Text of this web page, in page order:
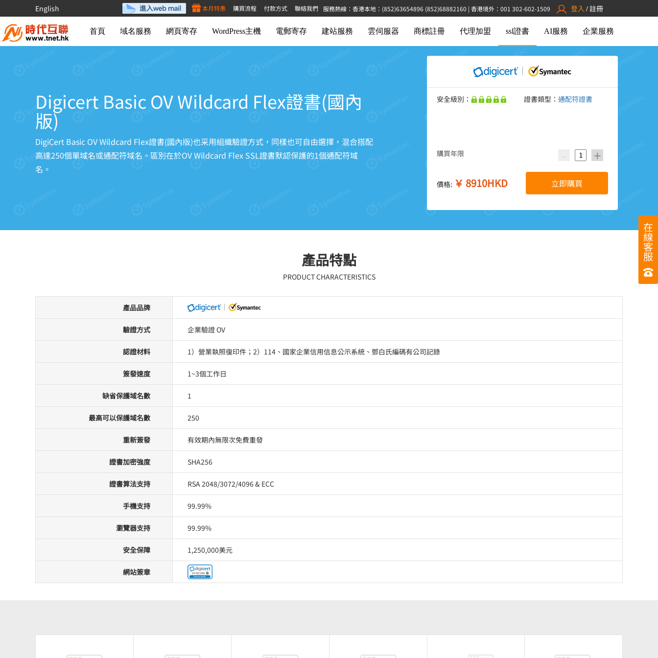
English 服務熱線：香港本地：(852)63654896 (852)68882160 | 香港境外：001 302-602-1509 登入 / 註冊
本月特惠 購買流程 付款方式 聯絡我們
在
線
客
服
首頁 域名服務 網頁寄存 WordPress主機 電郵寄存 建站服務 雲伺服器 商標註冊 代理加盟 ssl證書 AI服務 企業服務
Digicert Basic OV Wildcard Flex證書(國內
版)
DigiCert Basic OV Wildcard Flex證書(國內版)也采用組織驗證方式，同樣也可自由選擇，混合搭配
高達250個單域名或通配符域名。區別在於OV Wildcard Flex SSL證書默認保護的1個通配符域
名。
安全級別： 證書類型： 通配符證書
購買年限 - +
價格: ￥ 8910HKD 立即購買
產品特點
PRODUCT CHARACTERISTICS
產品品牌
驗證方式 企業驗證 OV
認證材料 1）營業執照復印件；2）114、國家企業信用信息公示系統、鄧白氏編碼有公司記錄
簽發速度 1~3個工作日
缺省保護域名數 1
最高可以保護域名數 250
重新簽發 有效期內無限次免費重發
證書加密強度 SHA256
證書算法支持 RSA 2048/3072/4096 & ECC
手機支持 99.99%
瀏覽器支持 99.99%
安全保障 1,250,000美元
網站簽章